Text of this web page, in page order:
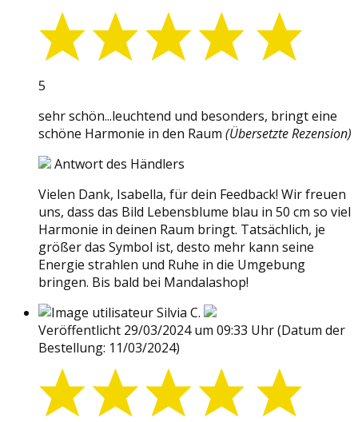
5
sehr schön...leuchtend und besonders, bringt eine
schöne Harmonie in den Raum (Übersetzte Rezension)
Antwort des Händlers
Vielen Dank, Isabella, für dein Feedback! Wir freuen
uns, dass das Bild Lebensblume blau in 50 cm so viel
Harmonie in deinen Raum bringt. Tatsächlich, je
größer das Symbol ist, desto mehr kann seine
Energie strahlen und Ruhe in die Umgebung
bringen. Bis bald bei Mandalashop!
Silvia C.
Veröffentlicht 29/03/2024 um 09:33 Uhr(Datum der
Bestellung: 11/03/2024)